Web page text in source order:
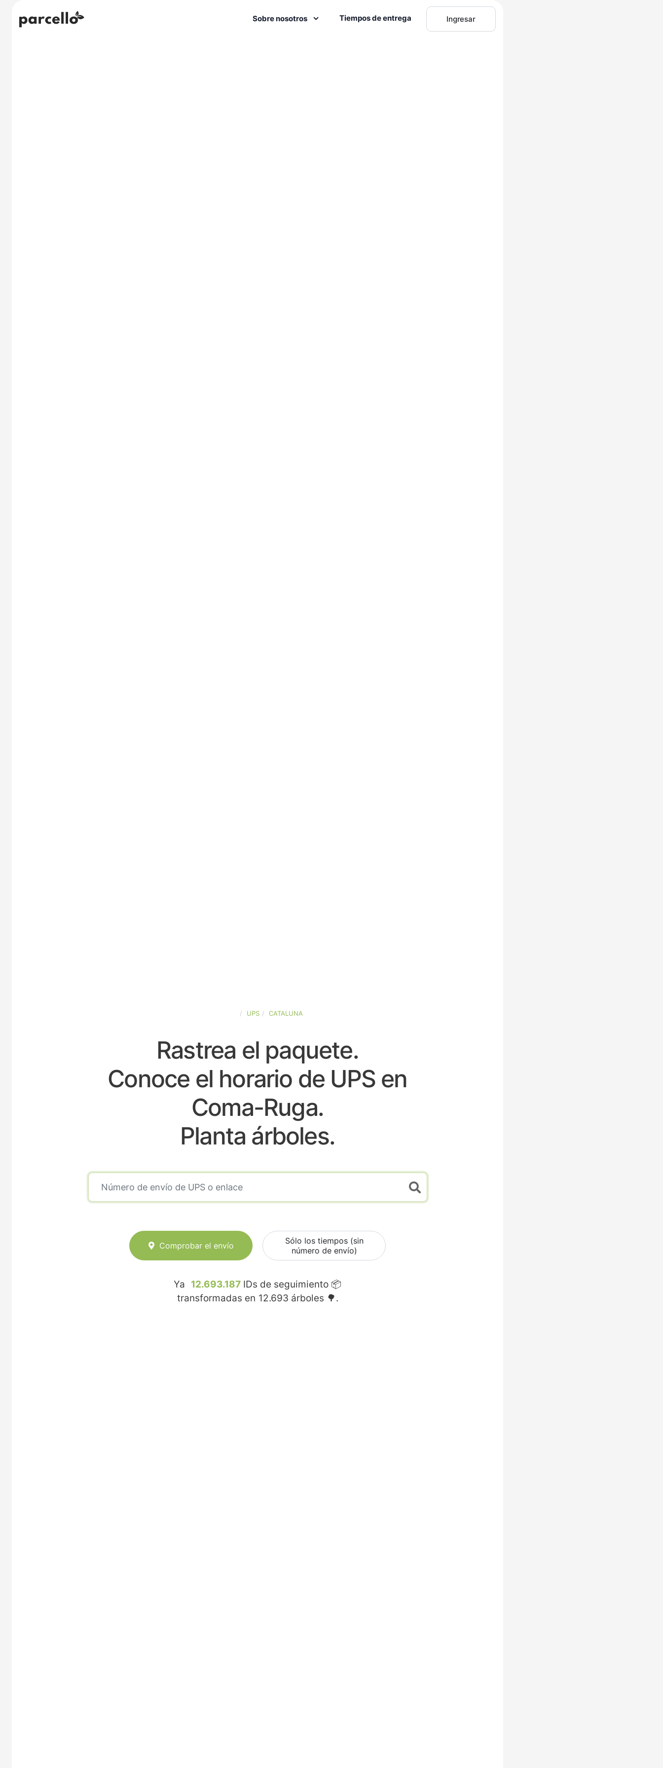
Sobre nosotros Tiempos de entrega Ingresar
UPS CATALUNA
Rastrea el paquete.
Conoce el horario de UPS en
Coma-Ruga.
Planta árboles.
Comprobar el envío
Sólo los tiempos (sin
número de envío)
Ya 12.693.187 IDs de seguimiento 📦
transformadas en 12.693 árboles 🌳.